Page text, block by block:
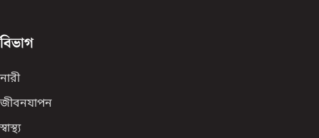
বিভাগ
নারী
জীবনযাপন
স্বাস্থ্য